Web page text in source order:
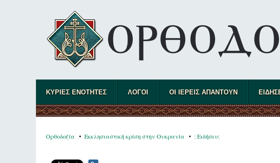
ΚΥΡΙΕΣ ΕΝΟΤΗΤΕΣ ΛΟΓΟΙ ΟΙ ΙΕΡΕΙΣ ΑΠΑΝΤΟΥΝ
Ορθοδοξία Εκκλησιαστική κρίση στην Ουκρανία : Ειδήσεις